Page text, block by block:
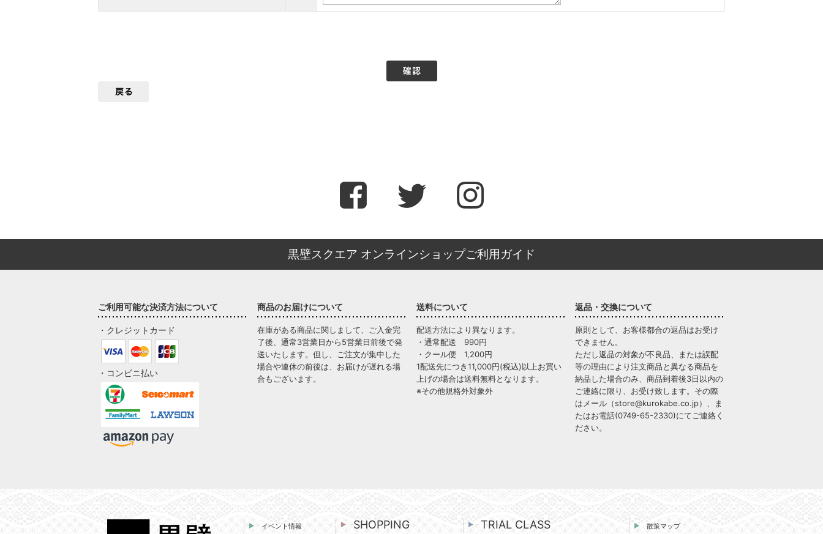
黒壁スクエア オンラインショップご利用ガイド
ご利用可能な決済方法について
・クレジットカード
・コンビニ払い
商品のお届けについて
在庫がある商品に関しまして、ご入金完
了後、通常3営業日から5営業日前後で発
送いたします。但し、ご注文が集中した
場合や連休の前後は、お届けが遅れる場
合もございます。
送料について
配送方法により異なります。
・通常配送 990円
・クール便 1,200円
1配送先につき11,000円(税込)以上お買い
上げの場合は送料無料となります。
※その他規格外対象外
返品・交換について
原則として、お客様都合の返品はお受け
できません。
ただし返品の対象が不良品、または誤配
等の理由により注文商品と異なる商品を
納品した場合のみ、商品到着後3日以内の
ご連絡に限り、お受け致します。その際
はメール（store@kurokabe.co.jp）、ま
たはお電話(0749-65-2330)にてご連絡く
ださい。
イベント情報
SHOPPING TRIAL CLASS
散策マップ